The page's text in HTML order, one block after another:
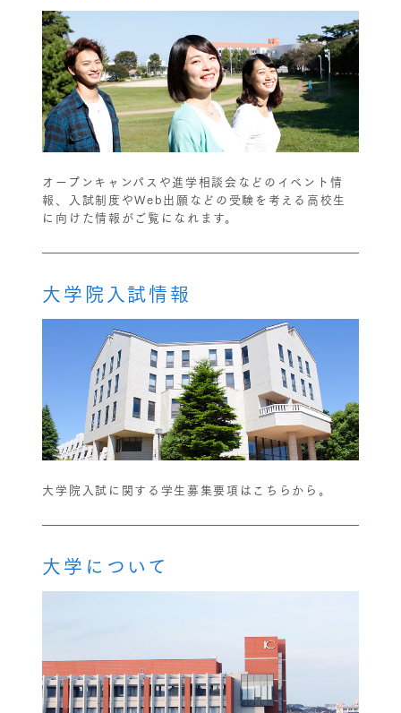
オープンキャンパスや進学相談会などのイベント情
報、入試制度やWeb出願などの受験を考える高校生
に向けた情報がご覧になれます。
大学院入試情報
大学院入試に関する学生募集要項はこちらから。
大学について